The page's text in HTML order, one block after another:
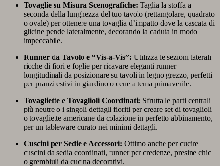
Tovaglie su Misura Scenografiche: Taglia la stoffa a
seconda della lunghezza del tuo tavolo (rettangolare, quadrato
o ovale) per ottenere una tovaglia d’impatto dove la cascata di
glicine pende lateralmente, decorando la caduta in modo
impeccabile.
Runner da Tavolo e “Vis-à-Vis”: Utilizza le sezioni laterali
ricche di fiori e foglie per ricavare eleganti runner
longitudinali da posizionare su tavoli in legno grezzo, perfetti
per pranzi estivi in giardino o cene a tema primaverile.
Tovagliette e Tovaglioli Coordinati: Sfrutta le parti centrali
più neutre o i singoli dettagli fioriti per creare set di tovaglioli
o tovagliette americane da colazione in perfetto abbinamento,
per un tableware curato nei minimi dettagli.
Cuscini per Sedie e Accessori: Ottimo anche per cucire
cuscini da sedia coordinati, runner per credenze, presine chic
o grembiuli da cucina decorativi.